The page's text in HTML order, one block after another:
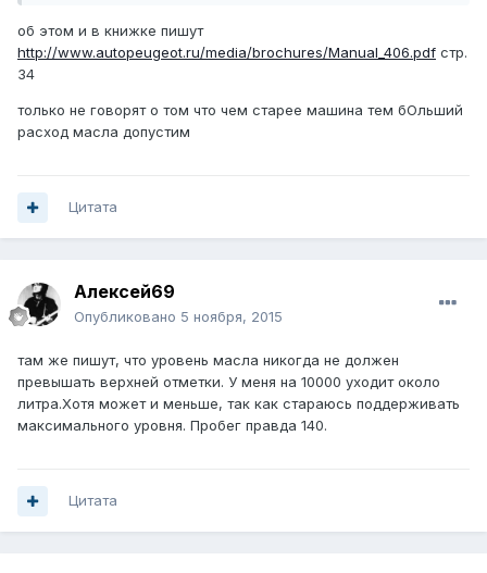
об этом и в книжке пишут
http://www.autopeugeot.ru/media/brochures/Manual_406.pdf стр.
34
только не говорят о том что чем старее машина тем бОльший
расход масла допустим
Цитата
Алексей69
Опубликовано 5 ноября, 2015
там же пишут, что уровень масла никогда не должен
превышать верхней отметки. У меня на 10000 уходит около
литра.Хотя может и меньше, так как стараюсь поддерживать
максимального уровня. Пробег правда 140.
Цитата